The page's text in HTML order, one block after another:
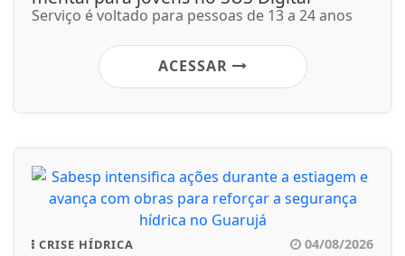
Serviço é voltado para pessoas de 13 a 24 anos
ACESSAR
CRISE HÍDRICA 04/08/2026